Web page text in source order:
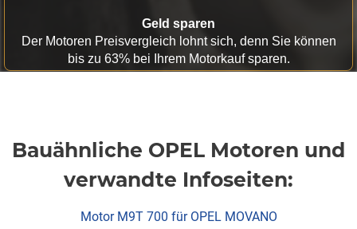
Geld sparen
Der Motoren Preisvergleich lohnt sich, denn Sie können
bis zu 63% bei Ihrem Motorkauf sparen.
Bauähnliche OPEL Motoren und
verwandte Infoseiten:
Motor M9T 700 für OPEL MOVANO